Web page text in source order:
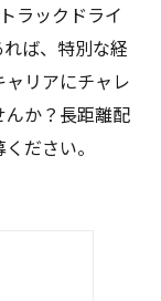
ラックドライ
ば、特別な経
リアにチャレ
か？長距離配
ださい。